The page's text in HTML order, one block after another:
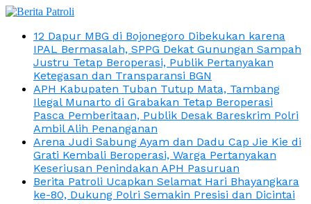
12 Dapur MBG di Bojonegoro Dibekukan karena
IPAL Bermasalah, SPPG Dekat Gunungan Sampah
Justru Tetap Beroperasi, Publik Pertanyakan
Ketegasan dan Transparansi BGN
APH Kabupaten Tuban Tutup Mata, Tambang
Ilegal Munarto di Grabakan Tetap Beroperasi
Pasca Pemberitaan, Publik Desak Bareskrim Polri
Ambil Alih Penanganan
Arena Judi Sabung Ayam dan Dadu Cap Jie Kie di
Grati Kembali Beroperasi, Warga Pertanyakan
Keseriusan Penindakan APH Pasuruan
Berita Patroli Ucapkan Selamat Hari Bhayangkara
ke-80, Dukung Polri Semakin Presisi dan Dicintai